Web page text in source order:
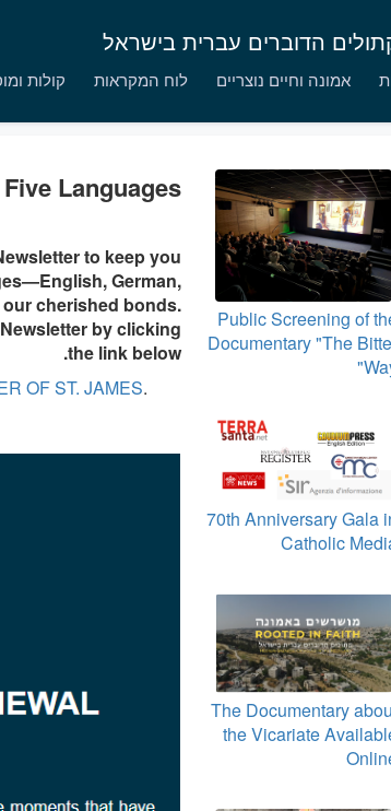
הדוברים עברית בישראל
אמונה וחיים נוצריים לוח המקראות קולות
Languages
to keep you
German,
cherished bonds.
by clicking
the link below.
OF ST. JAMES.
Public Screening of
Documentary "The
70th Anniversary Gala
Catholic
The Documentary
the Vicariate